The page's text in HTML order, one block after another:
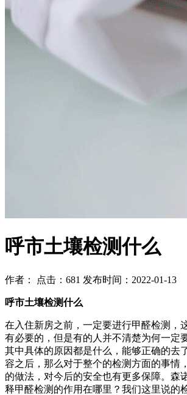
呼市土壤检测什么
作者： 点击：681 发布时间：2022-01-13
呼市土壤检测什么
在入住新房之前，一定要进行甲醛检测，
有必要的，但是有的人并不清楚为何一定
其中具体的原因都是什么，能够正确的去
容之后，那么对于整个的检测方面的事情
的做法，对今后的安全也有更多保障。森
释甲醛检测的作用在哪里？我们这里说的